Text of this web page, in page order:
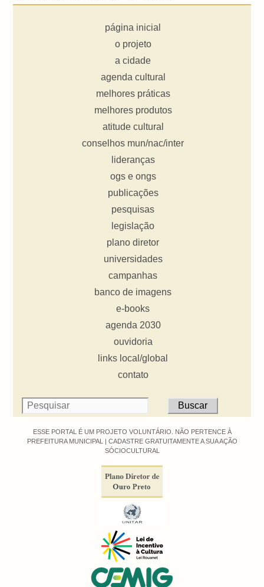
página inicial
o projeto
a cidade
agenda cultural
melhores práticas
melhores produtos
atitude cultural
conselhos mun/nac/inter
lideranças
ogs e ongs
publicações
pesquisas
legislação
plano diretor
universidades
campanhas
banco de imagens
e-books
agenda 2030
ouvidoria
links local/global
contato
ESSE PORTAL É UM PROJETO VOLUNTÁRIO. NÃO PERTENCE À
PREFEITURA MUNICIPAL | CADASTRE GRATUITAMENTE A SUA AÇÃO
SÓCIOCULTURAL